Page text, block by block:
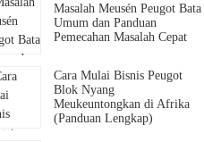
Masalah Meusén Peugot Bata
Umum dan Panduan
Pemecahan Masalah Cepat
Cara Mulai Bisnis Peugot
Blok Nyang
Meukeuntongkan di Afrika
(Panduan Lengkap)